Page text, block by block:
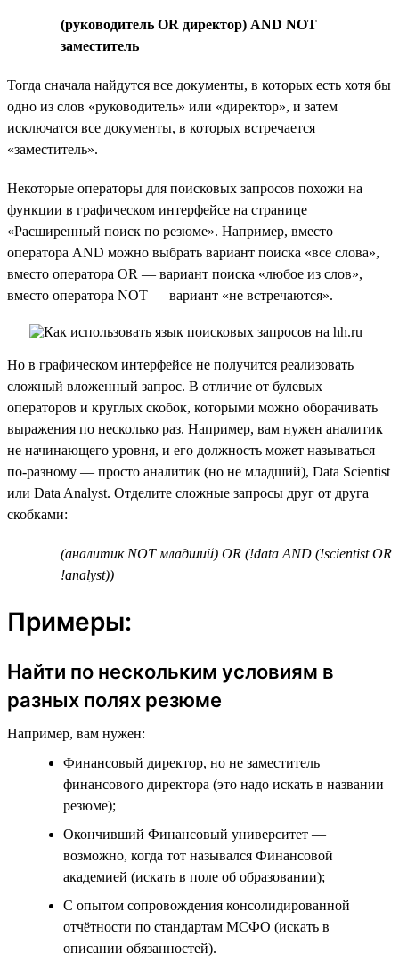
(руководитель OR директор) AND NOT
заместитель
Тогда сначала найдутся все документы, в которых есть хотя бы
одно из слов «руководитель» или «директор», и затем
исключатся все документы, в которых встречается
«заместитель».
Некоторые операторы для поисковых запросов похожи на
функции в графическом интерфейсе на странице
«Расширенный поиск по резюме». Например, вместо
оператора AND можно выбрать вариант поиска «все слова»,
вместо оператора OR — вариант поиска «любое из слов»,
вместо оператора NOT — вариант «не встречаются».
Но в графическом интерфейсе не получится реализовать
сложный вложенный запрос. В отличие от булевых
операторов и круглых скобок, которыми можно оборачивать
выражения по несколько раз. Например, вам нужен аналитик
не начинающего уровня, и его должность может называться
по-разному — просто аналитик (но не младший), Data Scientist
или Data Analyst. Отделите сложные запросы друг от друга
скобками:
(аналитик NOT младший) OR (!data AND (!scientist OR
!analyst))
Примеры:
Найти по нескольким условиям в
разных полях резюме
Например, вам нужен:
Финансовый директор, но не заместитель
финансового директора (это надо искать в названии
резюме);
Окончивший Финансовый университет —
возможно, когда тот назывался Финансовой
академией (искать в поле об образовании);
С опытом сопровождения консолидированной
отчётности по стандартам МСФО (искать в
описании обязанностей).